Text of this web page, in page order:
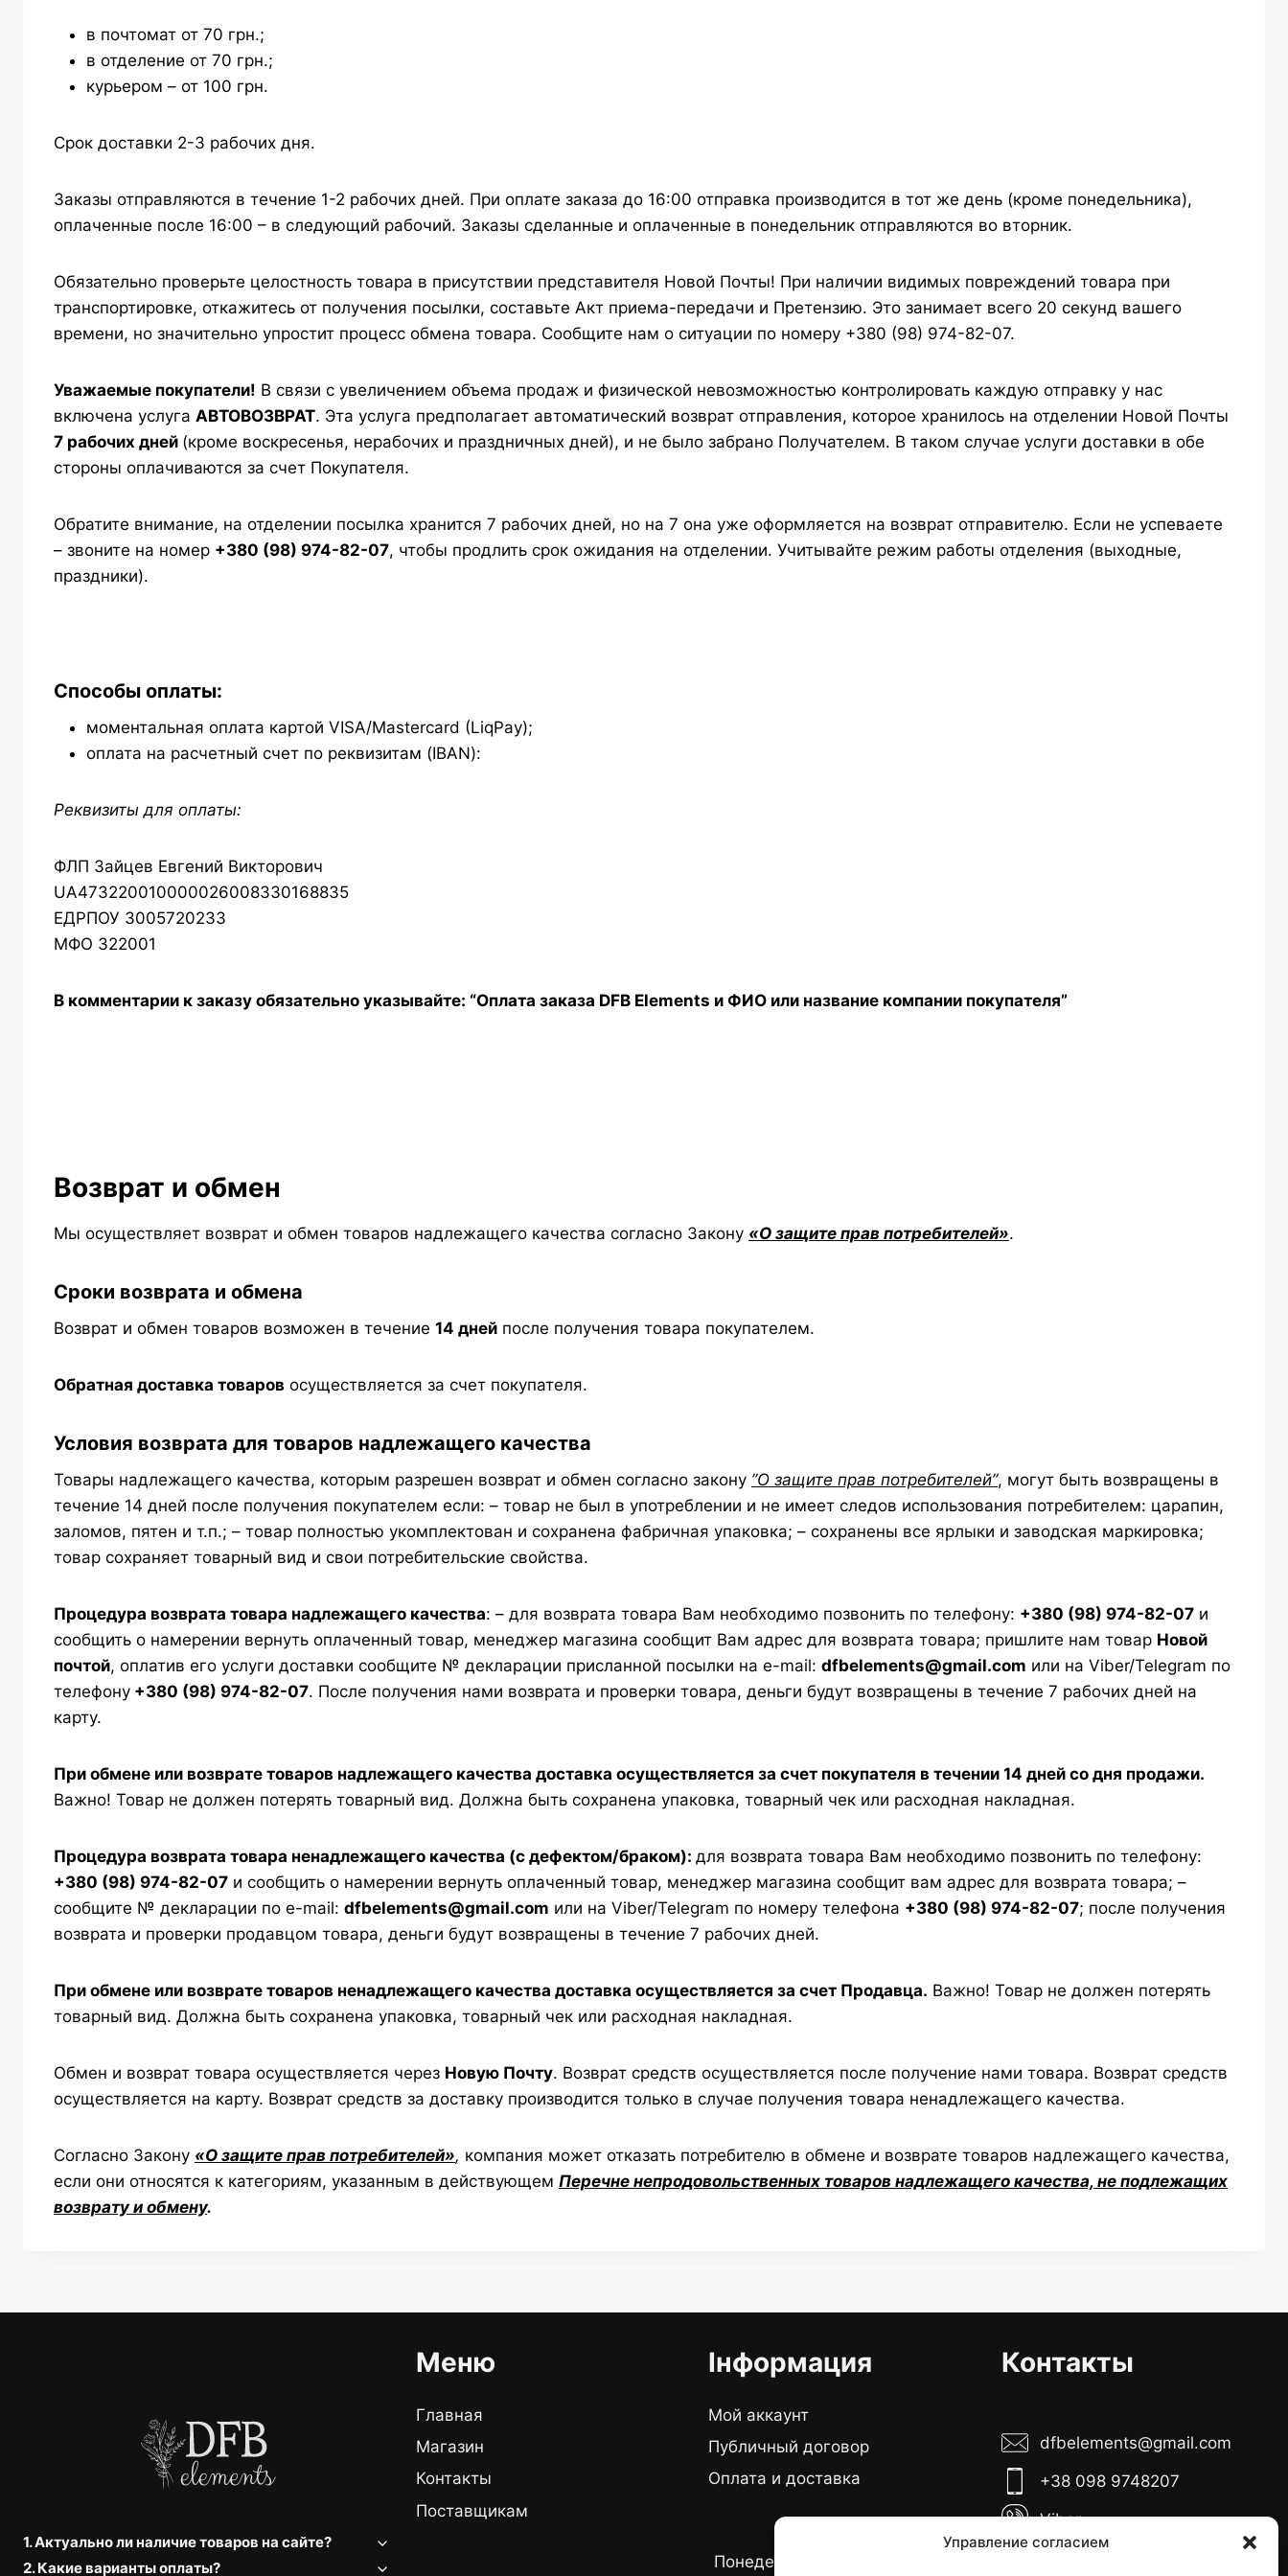
Управление согласием
в почтомат от 70 грн.;
в отделение от 70 грн.;
курьером – от 100 грн.
Срок доставки 2-3 рабочих дня.
Заказы отправляются в течение 1-2 рабочих дней. При оплате заказа до 16:00 отправка производится в тот же день (кроме понедельника),
оплаченные после 16:00 – в следующий рабочий. Заказы сделанные и оплаченные в понедельник отправляются во вторник.
Обязательно проверьте целостность товара в присутствии представителя Новой Почты! При наличии видимых повреждений товара при
транспортировке, откажитесь от получения посылки, составьте Акт приема-передачи и Претензию. Это занимает всего 20 секунд вашего
времени, но значительно упростит процесс обмена товара. Сообщите нам о ситуации по номеру +380 (98) 974-82-07.
Уважаемые покупатели! В связи с увеличением объема продаж и физической невозможностью контролировать каждую отправку у нас
включена услуга АВТОВОЗВРАТ. Эта услуга предполагает автоматический возврат отправления, которое хранилось на отделении Новой Почты
7 рабочих дней (кроме воскресенья, нерабочих и праздничных дней), и не было забрано Получателем. В таком случае услуги доставки в обе
стороны оплачиваются за счет Покупателя.
Обратите внимание, на отделении посылка хранится 7 рабочих дней, но на 7 она уже оформляется на возврат отправителю. Если не успеваете
– звоните на номер +380 (98) 974-82-07, чтобы продлить срок ожидания на отделении. Учитывайте режим работы отделения (выходные,
праздники).
Способы оплаты:
моментальная оплата картой VISA/Mastercard (LiqPay);
оплата на расчетный счет по реквизитам (IBAN):
Реквизиты для оплаты:
ФЛП Зайцев Евгений Викторович
UA473220010000026008330168835
ЕДРПОУ 3005720233
МФО 322001
В комментарии к заказу обязательно указывайте: “Оплата заказа DFB Elements и ФИО или название компании покупателя”
Возврат и обмен
Мы осуществляет возврат и обмен товаров надлежащего качества согласно Закону «О защите прав потребителей».
Сроки возврата и обмена
Возврат и обмен товаров возможен в течение 14 дней после получения товара покупателем.
Обратная доставка товаров осуществляется за счет покупателя.
Условия возврата для товаров надлежащего качества
Товары надлежащего качества, которым разрешен возврат и обмен согласно закону ”О защите прав потребителей”, могут быть возвращены в
течение 14 дней после получения покупателем если: – товар не был в употреблении и не имеет следов использования потребителем: царапин,
заломов, пятен и т.п.; – товар полностью укомплектован и сохранена фабричная упаковка; – сохранены все ярлыки и заводская маркировка;
товар сохраняет товарный вид и свои потребительские свойства.
Процедура возврата товара надлежащего качества: – для возврата товара Вам необходимо позвонить по телефону: +380 (98) 974-82-07 и
сообщить о намерении вернуть оплаченный товар, менеджер магазина сообщит Вам адрес для возврата товара; пришлите нам товар Новой
почтой, оплатив его услуги доставки сообщите № декларации присланной посылки на e-mail: dfbelements@gmail.com или на Viber/Telegram по
телефону +380 (98) 974-82-07. После получения нами возврата и проверки товара, деньги будут возвращены в течение 7 рабочих дней на
карту.
При обмене или возврате товаров надлежащего качества доставка осуществляется за счет покупателя в течении 14 дней со дня продажи.
Важно! Товар не должен потерять товарный вид. Должна быть сохранена упаковка, товарный чек или расходная накладная.
Процедура возврата товара ненадлежащего качества (с дефектом/браком): для возврата товара Вам необходимо позвонить по телефону:
+380 (98) 974-82-07 и сообщить о намерении вернуть оплаченный товар, менеджер магазина сообщит вам адрес для возврата товара; –
сообщите № декларации по e-mail: dfbelements@gmail.com или на Viber/Telegram по номеру телефона +380 (98) 974-82-07; после получения
возврата и проверки продавцом товара, деньги будут возвращены в течение 7 рабочих дней.
При обмене или возврате товаров ненадлежащего качества доставка осуществляется за счет Продавца. Важно! Товар не должен потерять
товарный вид. Должна быть сохранена упаковка, товарный чек или расходная накладная.
Обмен и возврат товара осуществляется через Новую Почту. Возврат средств осуществляется после получение нами товара. Возврат средств
осуществляется на карту. Возврат средств за доставку производится только в случае получения товара ненадлежащего качества.
Согласно Закону «О защите прав потребителей», компания может отказать потребителю в обмене и возврате товаров надлежащего качества,
если они относятся к категориям, указанным в действующем Перечне непродовольственных товаров надлежащего качества, не подлежащих
возврату и обмену.
1. Актуально ли наличие товаров на сайте?
2. Какие варианты оплаты?
Меню
Главная
Магазин
Контакты
Поставщикам
Інформация
Мой аккаунт
Публичный договор
Оплата и доставка
Понедельник - пятница с 10:00
Контакты
dfbelements@gmail.com
+38 098 9748207
Viber